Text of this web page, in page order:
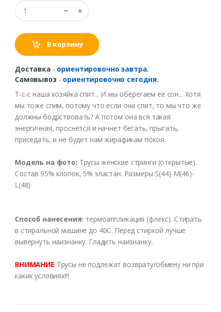
В корзину
Доставка - ориентировочно завтра.
Самовывоз - ориентировочно сегодня.
Т-с-с наша хозяйка спит... И мы оберегаем ее сон... Хотя
мы тоже спим, потому что если она спит, то мы что же
должны бодрствовать? А потом она вся такая
энергичная, проснется и начнет бегать, прыгать,
приседать, и не будет нам жирафикам покоя.
Модель на фото: Трусы женские стринги (открытые).
Состав 95% хлопок, 5% эластан. Размеры S(44)-M(46)-
L(48)
Способ нанесения: термоаппликация (флекс). Стирать
в стиральной машине до 40С. Перед стиркой лучше
вывернуть наизнанку. Гладить наизнанку.
ВНИМАНИЕ Трусы не подлежат возврату/обмену ни при
каких условиях!!!